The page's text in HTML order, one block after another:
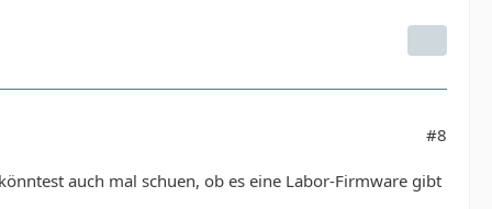
#8
auch mal schuen, ob es eine Labor-Firmware gibt